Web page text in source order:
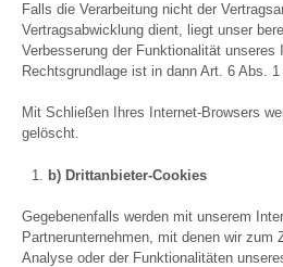
Falls die Verarbeitung nicht der
Vertragsabwicklung dient, liegt unser
Verbesserung der Funktionalität unseres
Rechtsgrundlage ist in dann Art. 6 Abs.
Mit Schließen Ihres Internet-Browsers
gelöscht.
b) Drittanbieter-Cookies
Gegebenenfalls werden mit unserem
Partnerunternehmen, mit denen wir zum
Analyse oder der Funktionalitäten